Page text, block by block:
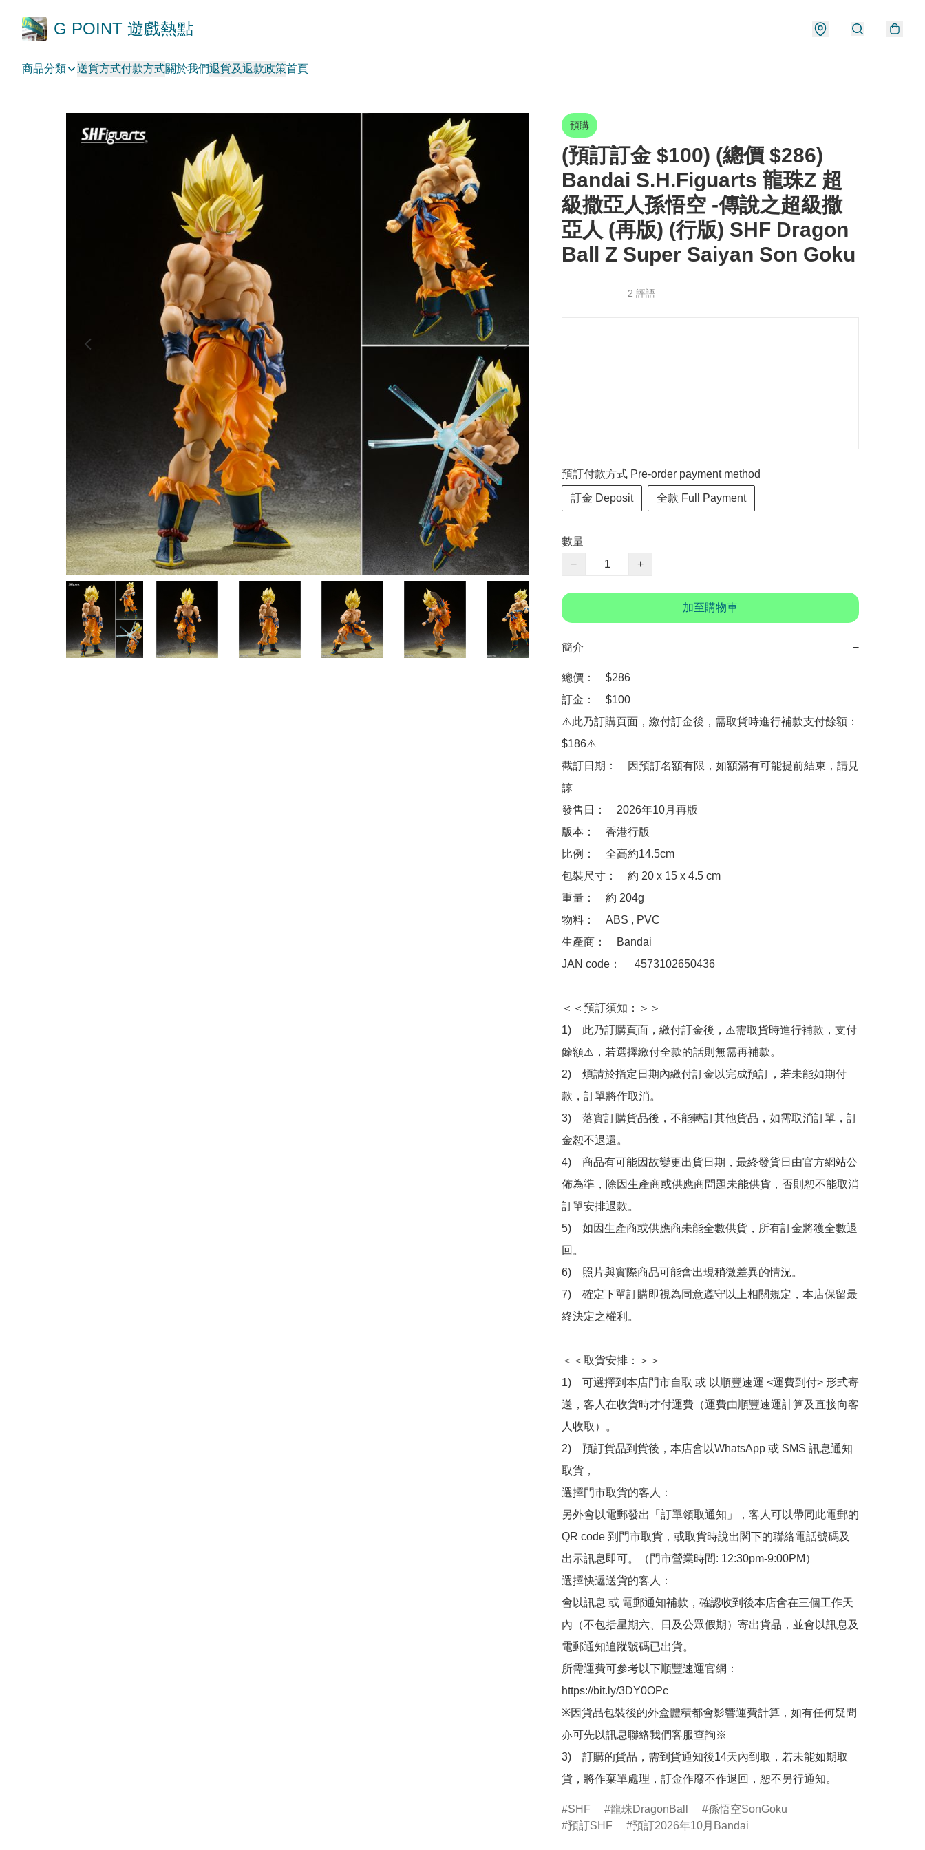
G POINT 遊戲熱點
商品分類 送貨方式付款方式關於我們退貨及退款政策首頁
預購
(預訂訂金 $100) (總價 $286)
Bandai S.H.Figuarts 龍珠Z 超
級撒亞人孫悟空 -傳說之超級撒
亞人 (再版) (行版) SHF Dragon
Ball Z Super Saiyan Son Goku
2 評語
預訂付款方式 Pre-order payment method
訂金 Deposit 全款 Full Payment
數量
−
+
加至購物車
簡介 −
總價：　$286
訂金：　$100
⚠️此乃訂購頁面，繳付訂金後，需取貨時進行補款支付餘額：
$186⚠️
截訂日期：　因預訂名額有限，如額滿有可能提前結束，請見
諒
發售日：　2026年10月再版
版本：　香港行版
比例：　全高約14.5cm
包裝尺寸：　約 20 x 15 x 4.5 cm
重量：　約 204g
物料：　ABS , PVC
生產商：　Bandai
JAN code：　 4573102650436
＜＜預訂須知：＞＞
1)　此乃訂購頁面，繳付訂金後，⚠️需取貨時進行補款，支付
餘額⚠️，若選擇繳付全款的話則無需再補款。
2)　煩請於指定日期內繳付訂金以完成預訂，若未能如期付
款，訂單將作取消。
3)　落實訂購貨品後，不能轉訂其他貨品，如需取消訂單，訂
金恕不退還。
4)　商品有可能因故變更出貨日期，最終發貨日由官方網站公
佈為準，除因生產商或供應商問題未能供貨，否則恕不能取消
訂單安排退款。
5)　如因生產商或供應商未能全數供貨，所有訂金將獲全數退
回。
6)　照片與實際商品可能會出現稍微差異的情況。
7)　確定下單訂購即視為同意遵守以上相關規定，本店保留最
終決定之權利。
＜＜取貨安排：＞＞
1)　可選擇到本店門市自取 或 以順豐速運 <運費到付> 形式寄
送，客人在收貨時才付運費（運費由順豐速運計算及直接向客
人收取）。
2)　預訂貨品到貨後，本店會以WhatsApp 或 SMS 訊息通知
取貨，
選擇門市取貨的客人：
另外會以電郵發出「訂單領取通知」，客人可以帶同此電郵的
QR code 到門市取貨，或取貨時說出閣下的聯絡電話號碼及
出示訊息即可。（門市營業時間: 12:30pm-9:00PM）
選擇快遞送貨的客人：
會以訊息 或 電郵通知補款，確認收到後本店會在三個工作天
內（不包括星期六、日及公眾假期）寄出貨品，並會以訊息及
電郵通知追蹤號碼已出貨。
所需運費可參考以下順豐速運官網：
https://bit.ly/3DY0OPc
※因貨品包裝後的外盒體積都會影響運費計算，如有任何疑問
亦可先以訊息聯絡我們客服查詢※
3)　訂購的貨品，需到貨通知後14天內到取，若未能如期取
貨，將作棄單處理，訂金作廢不作退回，恕不另行通知。
SHF 龍珠DragonBall
孫悟空SonGoku
預訂SHF
預訂2026年10月Bandai